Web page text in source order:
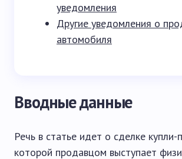
уведомления
Другие уведомления о
автомобиля
Вводные данные
Речь в статье идет о сделке
которой продавцом выступает